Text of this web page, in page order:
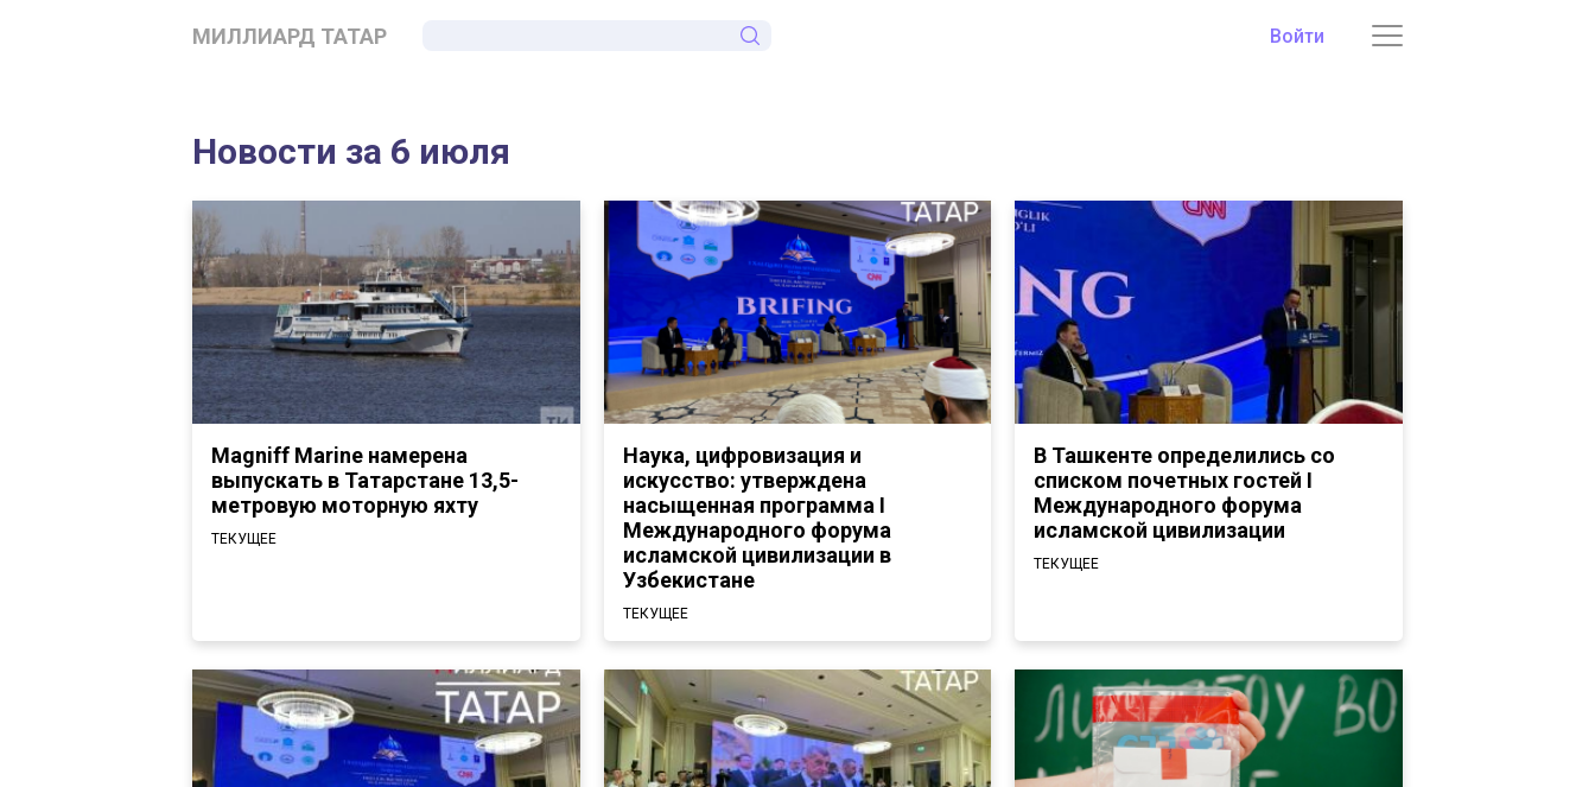
МИЛЛИАРД ТАТАР Войти
Новости за 6 июля
Magniff Marine намерена
выпускать в Татарстане 13,5-
метровую моторную яхту
ТЕКУЩЕЕ
Наука, цифровизация и
искусство: утверждена
насыщенная программа I
Международного форума
исламской цивилизации в
Узбекистане
ТЕКУЩЕЕ
В Ташкенте определились со
списком почетных гостей I
Международного форума
исламской цивилизации
ТЕКУЩЕЕ